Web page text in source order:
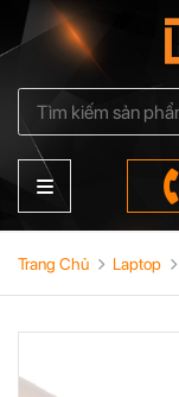
Trang Chủ Laptop